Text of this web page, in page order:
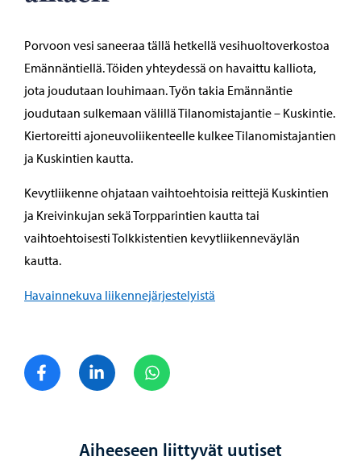
Porvoon vesi saneeraa tällä hetkellä vesihuoltoverkostoa
Emännäntiellä. Töiden yhteydessä on havaittu kalliota,
jota joudutaan louhimaan. Työn takia Emännäntie
joudutaan sulkemaan välillä Tilanomistajantie – Kuskintie.
Kiertoreitti ajoneuvoliikenteelle kulkee Tilanomistajantien
ja Kuskintien kautta.
Kevytliikenne ohjataan vaihtoehtoisia reittejä Kuskintien
ja Kreivinkujan sekä Torpparintien kautta tai
vaihtoehtoisesti Tolkkistentien kevytliikenneväylän
kautta.
Havainnekuva liikennejärjestelyistä
Jaa FacebookJaa LinkedIn
Aiheeseen liittyvät uutiset